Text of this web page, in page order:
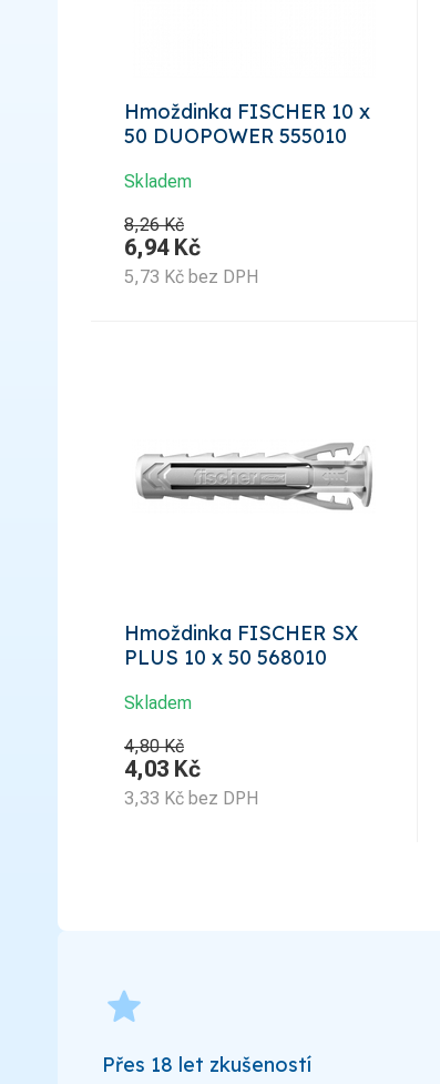
Hmoždinka FISCHER 10 x
50 DUOPOWER 555010
Skladem
8,26 Kč
6,94Kč
5,73 Kč bez DPH
Hmoždinka FISCHER SX
PLUS 10 x 50 568010
Skladem
4,80 Kč
4,03 Kč
3,33 Kč bez DPH
grade
Přes 18 let zkušeností